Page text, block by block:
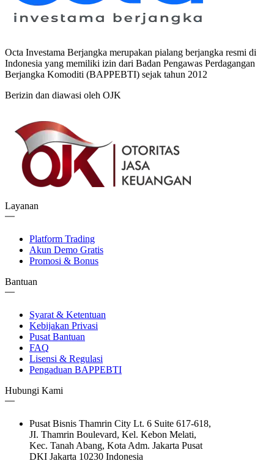
Octa Investama Berjangka merupakan pialang berjangka resmi di
Indonesia yang memiliki izin dari Badan Pengawas Perdagangan
Berjangka Komoditi (BAPPEBTI) sejak tahun 2012
Berizin dan diawasi oleh OJK
Layanan
Platform Trading
Akun Demo Gratis
Promosi & Bonus
Bantuan
Syarat & Ketentuan
Kebijakan Privasi
Pusat Bantuan
FAQ
Lisensi & Regulasi
Pengaduan BAPPEBTI
Hubungi Kami
Pusat Bisnis Thamrin City Lt. 6 Suite 617-618,
JI. Thamrin Boulevard, Kel. Kebon Melati,
Kec. Tanah Abang, Kota Adm. Jakarta Pusat
DKI Jakarta 10230 Indonesia